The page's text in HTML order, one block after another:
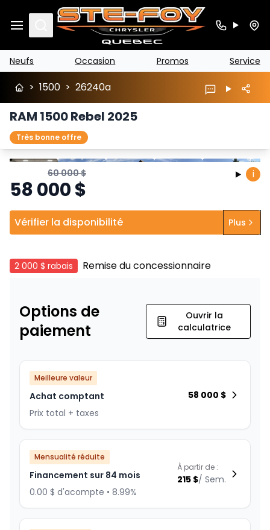
Search
Neufs Occasion Promos Service
> 1500 > 26240a
RAM 1500 Rebel 2025
Très bonne offre
ArrêterPrécédent
Suivant
60 000$
58 000$
i
Vérifier la disponibilité Plus
2 000 $ rabais Remise du concessionnaire
Options de
paiement
Ouvrir la
calculatrice
Meilleure valeur
Achat comptant
Prix total + taxes
58 000 $
Mensualité réduite
Financement sur 84 mois
0.00 $ d'acompte • 8.99%
À partir de :
215 $/ Sem.